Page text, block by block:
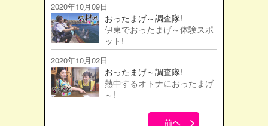
2020年10月09日
おったまげ～調査隊!
伊東でおったまげ～体験スポ
ット!
2020年10月02日
おったまげ～調査隊!
熱中するオトナにおったまげ
～!